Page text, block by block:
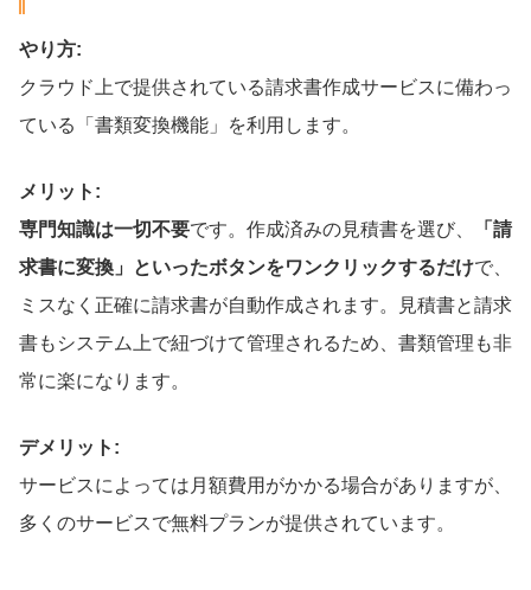
やり方:
クラウド上で提供されている請求書作成サービスに備わっ
ている「書類変換機能」を利用します。
メリット:
専門知識は一切不要です。作成済みの見積書を選び、
「請
求書に変換」といったボタンをワンクリックするだけで、
ミスなく正確に請求書が自動作成されます。見積書と請求
書もシステム上で紐づけて管理されるため、書類管理も非
常に楽になります。
デメリット:
サービスによっては月額費用がかかる場合がありますが、
多くのサービスで無料プランが提供されています。